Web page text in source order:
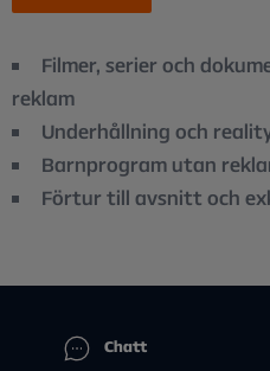
Filmer, serier och
reklam
Underhållning och
Barnprogram utan
Förtur till avsnitt och
Chatt